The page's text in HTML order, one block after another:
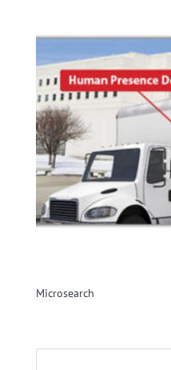
Microsearch